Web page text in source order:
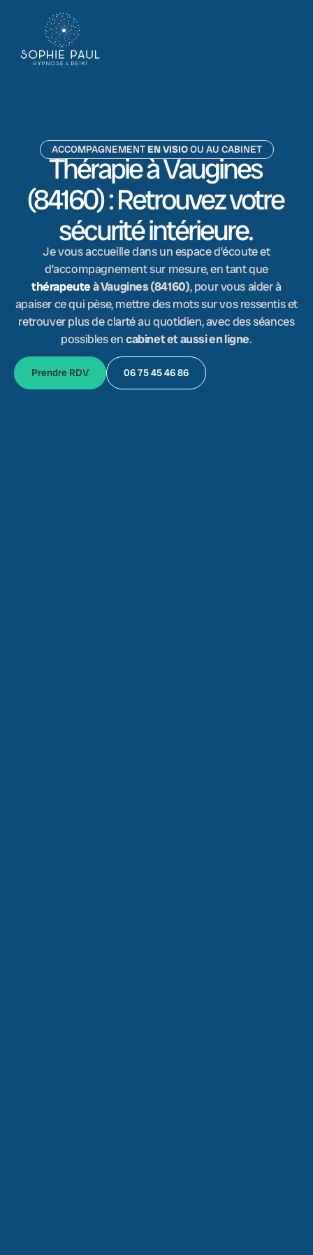
ACCOMPAGNEMENTEN VISIOOU AU CABINET
Thérapie à Vaugines
(84160) : Retrouvez votre
sécurité intérieure.
Je vous accueille dans un espace d’écoute et
d’accompagnement sur mesure, en tant que
thérapeuteà Vaugines (84160), pour vous aider à
apaiser ce qui pèse, mettre des mots sur vos ressentis et
retrouver plus de clarté au quotidien, avec des séances
possibles encabinet et aussi en ligne.
Prendre RDV 06 75 45 46 86